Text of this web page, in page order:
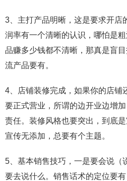
3、主打产品明晰，这是要求开店
润率有一个清晰的认识，哪怕是
品赚多少钱都不清晰，那真是盲
流产品要有。
4、店铺装修完成，如果你的店铺
要正式营业，所谓的边开业边增
责任。装修风格也要突出，到底
宣传无添加，总要有个主题。
5、基本销售技巧，一是要会说（
要去说什么。销售话术的定位要